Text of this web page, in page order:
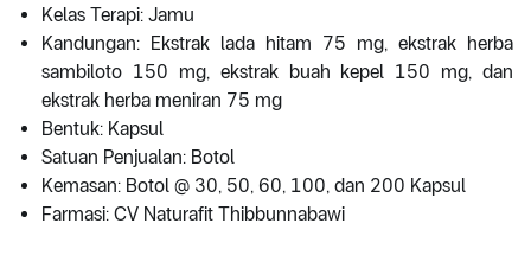
Kelas Terapi: Jamu
Kandungan: Ekstrak lada hitam 75 mg, ekstrak herba
sambiloto 150 mg, ekstrak buah kepel 150 mg, dan
ekstrak herba meniran 75 mg
Bentuk: Kapsul
Satuan Penjualan: Botol
Kemasan: Botol @ 30, 50, 60, 100, dan 200 Kapsul
Farmasi: CV Naturafit Thibbunnabawi